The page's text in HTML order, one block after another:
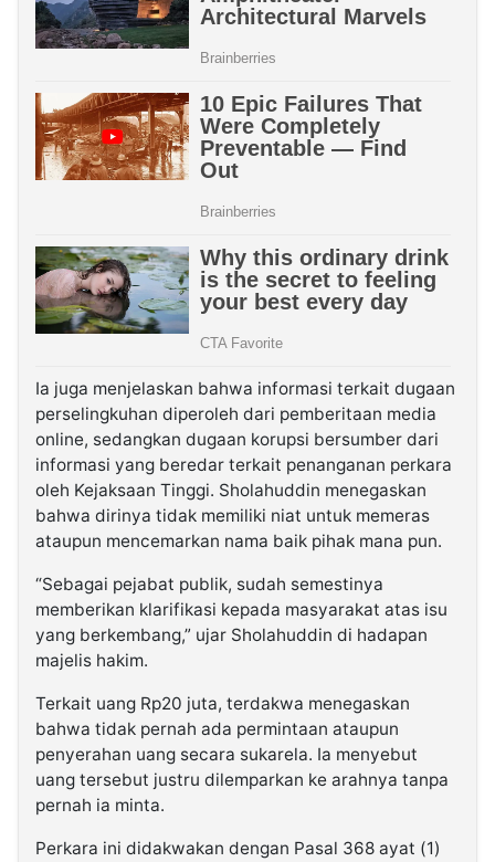
Ia juga menjelaskan bahwa informasi terkait dugaan
perselingkuhan diperoleh dari pemberitaan media
online, sedangkan dugaan korupsi bersumber dari
informasi yang beredar terkait penanganan perkara
oleh Kejaksaan Tinggi. Sholahuddin menegaskan
bahwa dirinya tidak memiliki niat untuk memeras
ataupun mencemarkan nama baik pihak mana pun.
“Sebagai pejabat publik, sudah semestinya
memberikan klarifikasi kepada masyarakat atas isu
yang berkembang,” ujar Sholahuddin di hadapan
majelis hakim.
Terkait uang Rp20 juta, terdakwa menegaskan
bahwa tidak pernah ada permintaan ataupun
penyerahan uang secara sukarela. Ia menyebut
uang tersebut justru dilemparkan ke arahnya tanpa
pernah ia minta.
Perkara ini didakwakan dengan Pasal 368 ayat (1)